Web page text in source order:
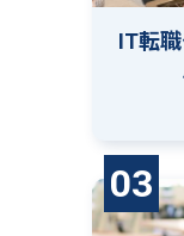
IT転
03